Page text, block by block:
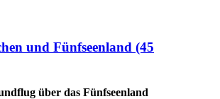
und Fünfseenland (45
über das Fünfseenland